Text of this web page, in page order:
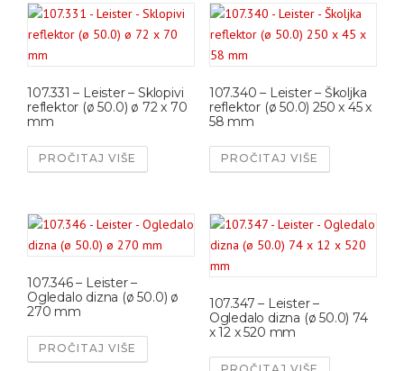
107.331 – Leister – Sklopivi
reflektor (ø 50.0) ø 72 x 70
mm
PROČITAJ VIŠE
107.340 – Leister – Školjka
reflektor (ø 50.0) 250 x 45 x
58 mm
PROČITAJ VIŠE
107.346 – Leister –
Ogledalo dizna (ø 50.0) ø
270 mm
PROČITAJ VIŠE
107.347 – Leister –
Ogledalo dizna (ø 50.0) 74
x 12 x 520 mm